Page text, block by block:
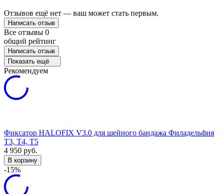
Отзывов ещё нет — ваш может стать первым.
Написать отзыв
Все отзывы 0
общий рейтинг
Написать отзыв
Показать ещё
Рекомендуем
Фиксатор HALOFIX V3.0 для шейного бандажа Филадельфия
Т3, Т4, Т5
4 950 руб.
В корзину
-15%